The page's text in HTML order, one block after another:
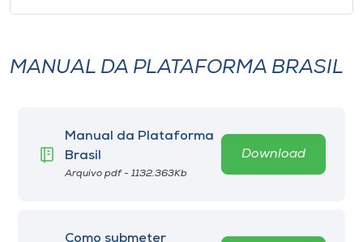
MANUAL DA PLATAFORMA BRASIL
Manual da Plataforma
Brasil
Arquivo pdf - 1132.363Kb
Download
Como submeter